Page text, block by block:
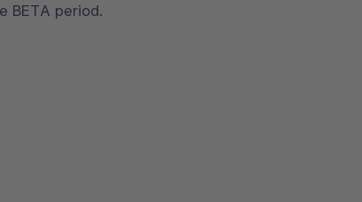
BETA period.